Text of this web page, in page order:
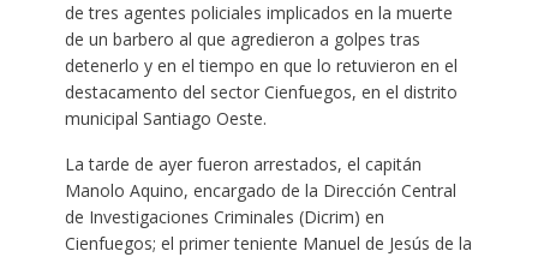
de tres agentes policiales implicados en la muerte
de un barbero al que agredieron a golpes tras
detenerlo y en el tiempo en que lo retuvieron en el
destacamento del sector Cienfuegos, en el distrito
municipal Santiago Oeste.
La tarde de ayer fueron arrestados, el capitán
Manolo Aquino, encargado de la Dirección Central
de Investigaciones Criminales (Dicrim) en
Cienfuegos; el primer teniente Manuel de Jesús de la